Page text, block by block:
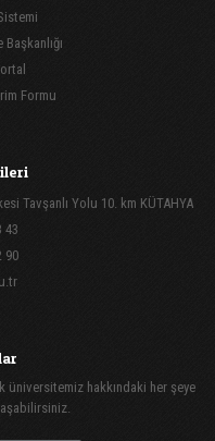
Formu
Tavşanlı Yolu 10. km KÜTAHYA
43
90
üniversitemiz hakkındaki her şeye